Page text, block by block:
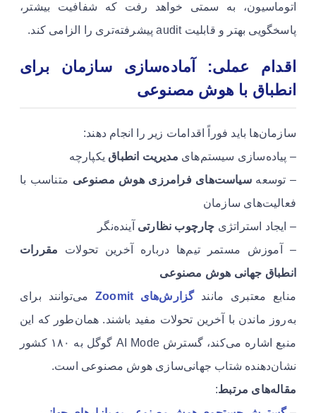
اتوماسیون، به سمتی خواهد رفت که شفافیت بیشتر،
پاسخگویی بهتر و قابلیت audit پیشرفته‌تری را الزامی کند.
اقدام عملی: آماده‌سازی سازمان برای
انطباق با هوش مصنوعی
سازمان‌ها باید فوراً اقدامات زیر را انجام دهند:
– پیاده‌سازی سیستم‌های مدیریت انطباق یکپارچه
– توسعهسیاست‌های فرامرزی هوش مصنوعی متناسب با
فعالیت‌های سازمان
– ایجاد استراتژی چارچوب نظارتی آینده‌نگر
– آموزش مستمر تیم‌ها درباره آخرین تحولات مقررات
انطباق جهانی هوش مصنوعی
منابع معتبری مانندگزارش‌های Zoomit
می‌توانند برای
به‌روز ماندن با آخرین تحولات مفید باشند. همان‌طور که این
منبع اشاره می‌کند، گسترش AI Mode گوگل به ۱۸۰ کشور
نشان‌دهنده شتاب جهانی‌سازی هوش مصنوعی است.
مقاله‌های مرتبط: